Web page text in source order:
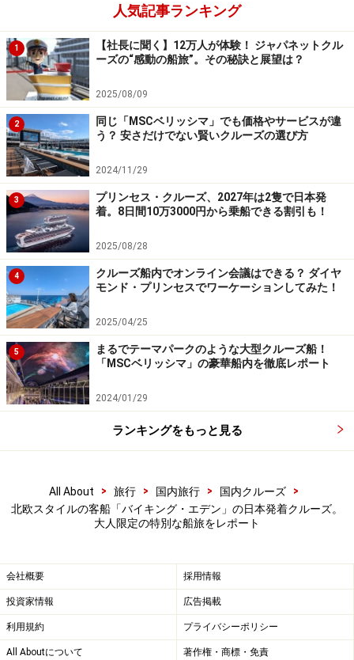
はできず、ゲストは大人限定（※）。カジノやフォーマ
ルナイト、船内での写真販売などもありません。他船と
異なるユニークな船旅が特徴です。
（※）チャータークルーズの場合は個別に設定するケー
スあり（ジャパネットチャータークルーズでは9歳以上
です）
有料ツアーもありウィンター・ガーデンでは、毎日アフタヌ
ーンティーを開催
他方、船内はオールインクルーシブで、Wi-Fiや食事（ス
ペシャリティレストランやルームサービスを含む）、ラ
ンチ・ディナー時のドリンク、基本的な寄港地のツアー
（※）などもクルーズ代金に含まれます。
（※）船会社の自主クルーズは2025年11月出発のコース
から実施。チャータークルーズの場合はそれぞれ異なる
ので確認を（ジャパネットチャーターは2025年はクルー
ズ代に込み、2026年はクルーズ代金を下げたうえで寄港
地ツアーは有料オプションになります）
北欧デザインとアートに包まれる美しい船
内空間
名付けられ、一角にバーやライブラリーを配したくつろ
ぎの空間。リビングルームに続く3層吹き抜けのアトリ
ウムには、アート作品が映し出される大きなスクリーン
があり、生演奏なども開催され、優雅な時間が流れま
す。
人気記事ランキング
1
【社長に聞く】12万人が体験！ ジャパネットクル
ーズの“感動の船旅”。その秘訣と展望は？
2025/08/09
2
同じ「MSCベリッシマ」でも価格やサービスが違
う？ 安さだけでない賢いクルーズの選び方
2024/11/29
3
プリンセス・クルーズ、2027年は2隻で日本発
着。8日間10万3000円から乗船できる割引も！
2025/08/28
4
クルーズ船内でオンライン会議はできる？ ダイヤ
モンド・プリンセスでワーケーションしてみた！
2025/04/25
5
まるでテーマパークのような大型クルーズ船！
「MSCベリッシマ」の豪華船内を徹底レポート
2024/01/29
ランキングをもっと見る
All About > 旅行 > 国内旅行 > 国内クルーズ
>
北欧スタイルの客船「バイキング・エデン」の日本発着クルーズ。
大人限定の特別な船旅をレポート
会社概要 採用情報
投資家情報 広告掲載
利用規約 プライバシーポリシー
All Aboutについて 著作権・商標・免責